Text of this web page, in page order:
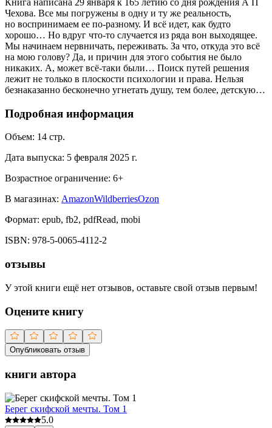
Книга написана 29 января к 165 летию со дня рождения А П
Чехова. Все мы погружены в одну и ту же реальность,
но воспринимаем ее по-разному. И всё идет, как будто
хорошо… Но вдруг что-то случается из ряда вон выходящее.
Мы начинаем нервничать, переживать. За что, откуда это всё
на мою голову? Да, и причин для этого события не было
никаких. А, может всё-таки были… Поиск путей решения
лежит не только в плоскости психологии и права. Нельзя
безнаказанно бесконечно угнетать душу, тем более, детскую…
Подробная информация
Объем: 14 стр.
Дата выпуска: 5 февраля 2025 г.
Возрастное ограничение: 6+
В магазинах: AmazonWildberriesOzon
Формат: epub, fb2, pdfRead, mobi
ISBN: 978-5-0065-4112-2
отзывы
У этой книги ещё нет отзывов, оставьте свой отзыв первым!
Оцените книгу
Опубликовать отзыв
книги автора
Берег скифской мечты. Том 1
5.0